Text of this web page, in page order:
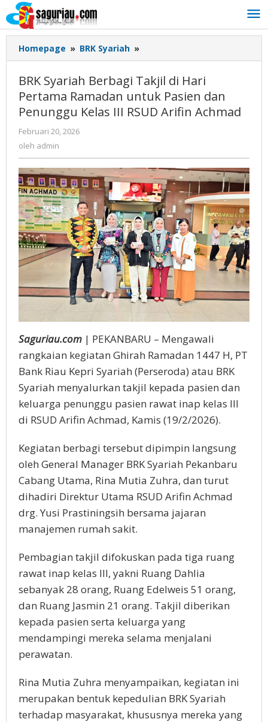
Lewati
ke
konten
Homepage » BRK Syariah »
Syariah
Berbagi
Takjil
di
Hari
Pasien
dan
Penunggu
Kelas
III
RSUD
Arifin
Achmad
BRK Syariah Berbagi Takjil di Hari
Pertama Ramadan untuk Pasien dan
Penunggu Kelas III RSUD Arifin Achmad
Februari 20, 2026
oleh admin
Saguriau.com | PEKANBARU – Mengawali
rangkaian kegiatan Ghirah Ramadan 1447 H, PT
Bank Riau Kepri Syariah (Perseroda) atau BRK
Syariah menyalurkan takjil kepada pasien dan
keluarga penunggu pasien rawat inap kelas III
di RSUD Arifin Achmad, Kamis (19/2/2026).
Kegiatan berbagi tersebut dipimpin langsung
oleh General Manager BRK Syariah Pekanbaru
Cabang Utama, Rina Mutia Zuhra, dan turut
dihadiri Direktur Utama RSUD Arifin Achmad
drg. Yusi Prastiningsih bersama jajaran
manajemen rumah sakit.
Pembagian takjil difokuskan pada tiga ruang
rawat inap kelas III, yakni Ruang Dahlia
sebanyak 28 orang, Ruang Edelweis 51 orang,
dan Ruang Jasmin 21 orang. Takjil diberikan
kepada pasien serta keluarga yang
mendampingi mereka selama menjalani
perawatan.
Rina Mutia Zuhra menyampaikan, kegiatan ini
merupakan bentuk kepedulian BRK Syariah
terhadap masyarakat, khususnya mereka yang